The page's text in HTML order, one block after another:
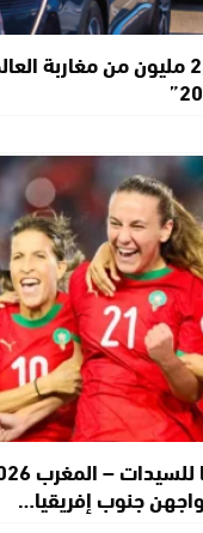
دخول أزيد من 2,7 مليون من
جنوب إفريقيا…